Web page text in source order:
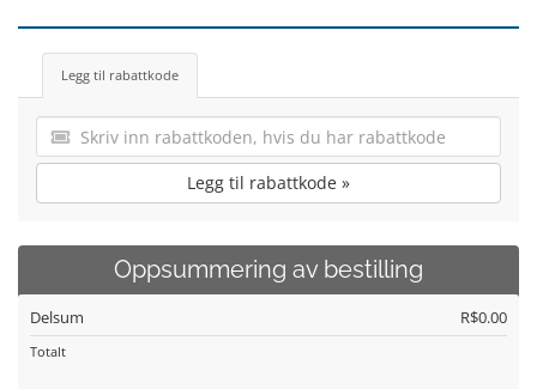
Legg til rabattkode
Legg til rabattkode »
Oppsummering av bestilling
Delsum R$0.00
Totalt